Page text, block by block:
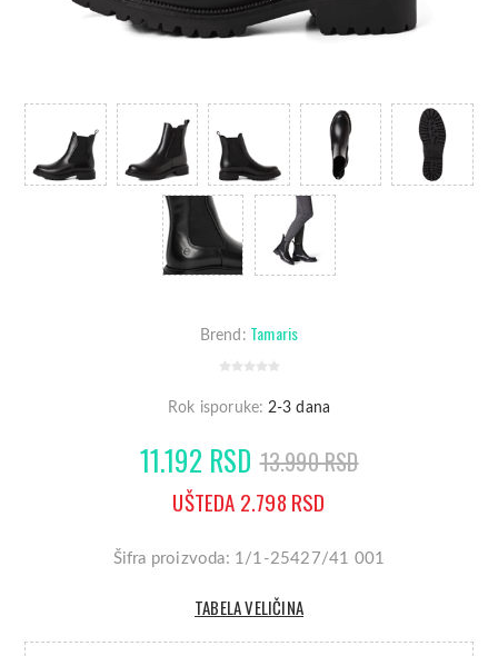
Brend: Tamaris
Rok isporuke: 2-3 dana
11.192 RSD 13.990 RSD
UŠTEDA 2.798 RSD
Šifra proizvoda: 1/1-25427/41 001
TABELA VELIČINA